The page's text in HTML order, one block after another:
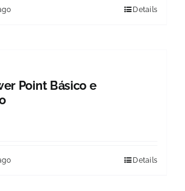
Details
Point Básico e
Details